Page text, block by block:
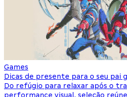
Games
Dicas de presente para o seu pai
Do refúgio para relaxar após o
performance visual, seleção